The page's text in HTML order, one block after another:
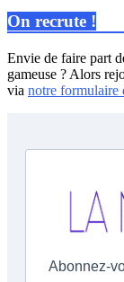
On recrute !
Envie de faire part
gameuse ? Alors
via notre formulaire